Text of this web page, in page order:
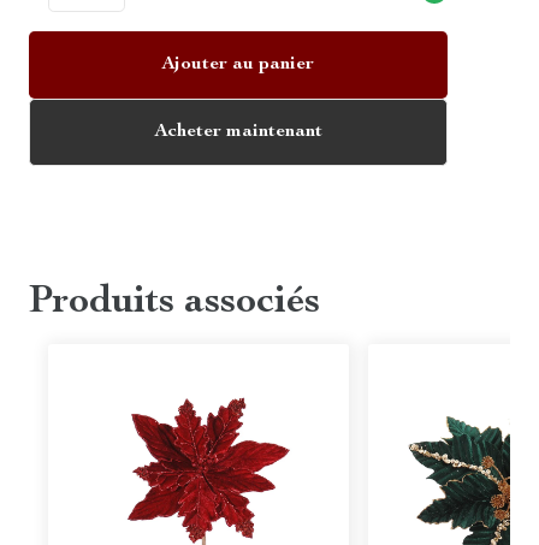
Ajouter au panier
Acheter maintenant
Produits associés